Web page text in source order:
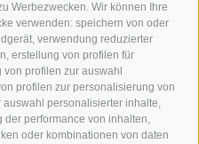
Werbezwecken. Wir können Ihre
verwenden: speichern von oder
verwendung reduzierter
erstellung von profilen für
profilen zur auswahl
profilen zur personalisierung von
personalisierter inhalte,
der performance von inhalten,
oder kombinationen von daten